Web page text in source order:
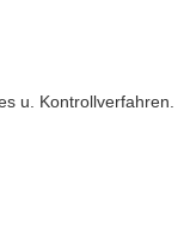
u. Kontrollverfahren.